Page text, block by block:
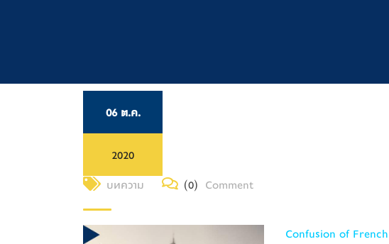
06 ต.ค.
2020
บทความ
(0) Comment
Confusion of